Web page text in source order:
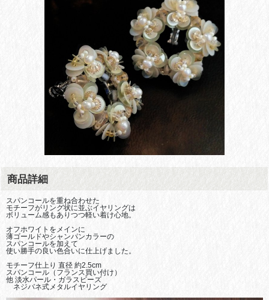
商品詳細
スパンコールを重ね合わせた
モチーフがリング状に並ぶイヤリングは
ボリューム感もありつつ軽い着け心地。
オフホワイトをメインに
薄ゴールドやシャンパンカラーの
スパンコールを加えて
使い勝手の良い色合いに仕上げました。
モチーフ仕上り 直径 約2.5cm
スパンコール（フランス買い付け）
他 淡水パール・ガラスビーズ
ネジバネ式メタルイヤリング